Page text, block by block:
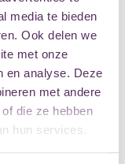
media te bieden
Ook delen we
met onze
en analyse. Deze
met andere
die ze hebben
hun services.
proefles en